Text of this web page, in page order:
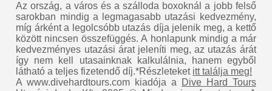
Az ország, a város és a szálloda boxoknál a jobb felső
sarokban mindig a legmagasabb utazási kedvezmény,
míg árként a legolcsóbb utazás díja jelenik meg, a kettő
között nincsen összefüggés. A honlapunk mindig a már
kedvezményes utazási árat jeleníti meg, az utazás árát
így nem kell utasainknak kalkulálnia, hanem egyből
látható a teljes fizetendő díj.*Részleteket itt találja meg!
A www.divehardtours.com kiadója a
Dive Hard Tours